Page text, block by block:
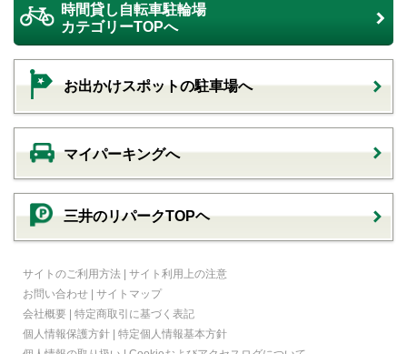
時間貸し自転車駐輪場
カテゴリーTOPへ
お出かけスポットの駐車場へ
マイパーキングへ
三井のリパークTOPヘ
サイトのご利用方法 | サイト利用上の注意
お問い合わせ | サイトマップ
会社概要 | 特定商取引に基づく表記
個人情報保護方針 | 特定個人情報基本方針